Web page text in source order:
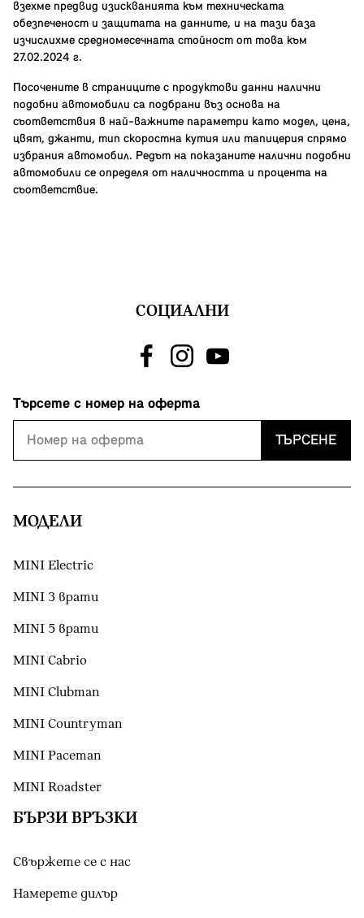
взехме предвид изискванията към техническата
обезпеченост и защитата на данните, и на тази база
изчислихме средномесечната стойност от това към
27.02.2024 г.
Посочените в страниците с продуктови данни налични
подобни автомобили са подбрани въз основа на
съответствия в най-важните параметри като модел, цена,
цвят, джанти, тип скоростна кутия или тапицерия спрямо
избрания автомобил. Редът на показаните налични подобни
автомобили се определя от наличността и процента на
съответствие.
СОЦИАЛНИ
Търсете с номер на оферта
ТЪРСЕНЕ
МОДЕЛИ
MINI Electric
MINI 3 врати
MINI 5 врати
MINI Cabrio
MINI Clubman
MINI Countryman
MINI Paceman
MINI Roadster
БЪРЗИ ВРЪЗКИ
Свържете се с нас
Намерете дилър